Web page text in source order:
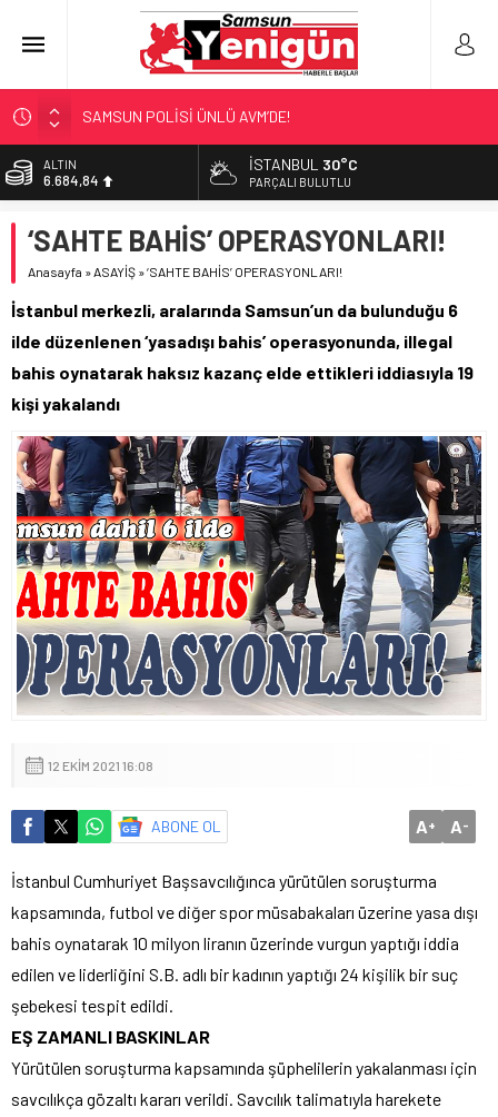
SAMSUN POLİSİ ÜNLÜ AVM’DE!
NEBİYANFEST BÜYÜLEDİ!
ULAŞIMA ZAM MI GELİYOR?
‘EL EMEĞİ’ DAYANIŞMASI
ALTIN
6.684,84
13.811,60
DOLAR
55,1602
İSTANBUL 30°C
PARÇALI BULUTLU
‘SAHTE BAHİS’ OPERASYONLARI!
Anasayfa »ASAYİŞ »‘SAHTE BAHİS’ OPERASYONLARI!
İstanbul merkezli, aralarında Samsun’un da bulunduğu 6
ilde düzenlenen ‘yasadışı bahis’ operasyonunda, illegal
bahis oynatarak haksız kazanç elde ettikleri iddiasıyla 19
kişi yakalandı
12 EKIM 2021 16:08
ABONE OL A+ A-
İstanbul Cumhuriyet Başsavcılığınca yürütülen soruşturma
kapsamında, futbol ve diğer spor müsabakaları üzerine yasa dışı
bahis oynatarak 10 milyon liranın üzerinde vurgun yaptığı iddia
edilen ve liderliğini S.B. adlı bir kadının yaptığı 24 kişilik bir suç
şebekesi tespit edildi.
EŞ ZAMANLI BASKINLAR
Yürütülen soruşturma kapsamında şüphelilerin yakalanması için
savcılıkça gözaltı kararı verildi. Savcılık talimatıyla harekete